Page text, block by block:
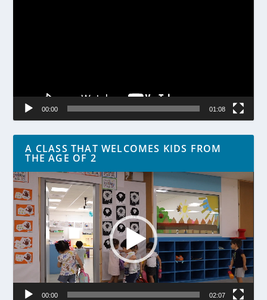
00:00 01:08
A CLASS THAT WELCOMES KIDS FROM
THE AGE OF 2
Lecteur
vidéo
00:00 02:07